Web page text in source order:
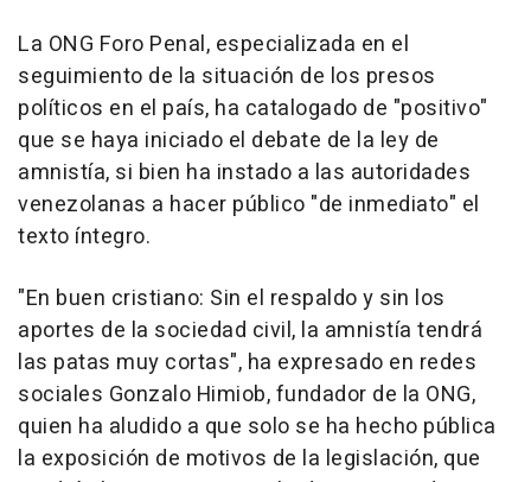
La ONG Foro Penal, especializada en el
seguimiento de la situación de los presos
políticos en el país, ha catalogado de "positivo"
que se haya iniciado el debate de la ley de
amnistía, si bien ha instado a las autoridades
venezolanas a hacer público "de inmediato" el
texto íntegro.
"En buen cristiano: Sin el respaldo y sin los
aportes de la sociedad civil, la amnistía tendrá
las patas muy cortas", ha expresado en redes
sociales Gonzalo Himiob, fundador de la ONG,
quien ha aludido a que solo se ha hecho pública
la exposición de motivos de la legislación, que